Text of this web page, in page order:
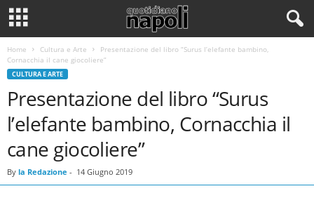
Home Cultura e Arte
Presentazione del libro “Surus l’elefante bambino,
Cornacchia il cane giocoliere”
CULTURA E ARTE
Presentazione del libro “Surus
l’elefante bambino, Cornacchia il
cane giocoliere”
By la Redazione - 14 Giugno 2019